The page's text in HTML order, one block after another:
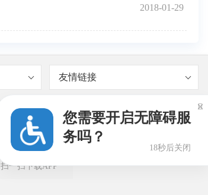
2018-01-29
友情链接
闽政通APP
扫一扫下载APP
您需要开启无障碍服
务吗？
18秒后关闭
